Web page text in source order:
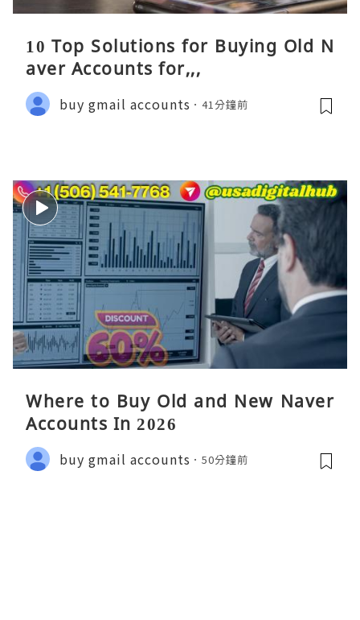
10 Top Solutions for Buying Old N
aver Accounts for,,,
buy gmail accounts 41分鐘前
Where to Buy Old and New Naver
Accounts In 2026
buy gmail accounts 50分鐘前